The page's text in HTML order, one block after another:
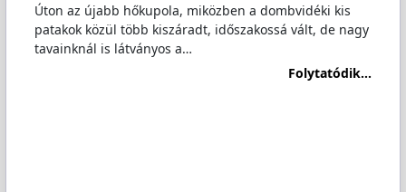
Úton az újabb hőkupola, miközben a dombvidéki kis
patakok közül több kiszáradt, időszakossá vált, de nagy
tavainknál is látványos a…
Folytatódik...